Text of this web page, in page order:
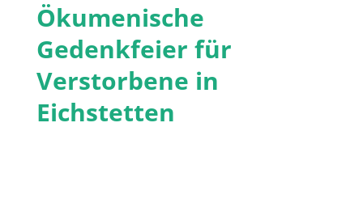
Ökumenische
Gedenkfeier für
Verstorbene in
Eichstetten